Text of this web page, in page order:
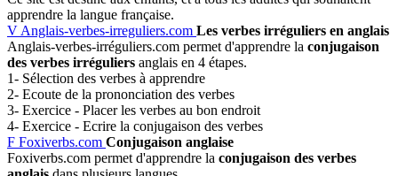
apprendre la langue française.
V Anglais-verbes-irreguliers.com Les verbes irréguliers en anglais
Anglais-verbes-irréguliers.com permet d'apprendre la conjugaison
des verbes irréguliers anglais en 4 étapes.
1- Sélection des verbes à apprendre
2- Ecoute de la prononciation des verbes
3- Exercice - Placer les verbes au bon endroit
4- Exercice - Ecrire la conjugaison des verbes
F Foxiverbs.com Conjugaison anglaise
Foxiverbs.com permet d'apprendre la conjugaison des verbes